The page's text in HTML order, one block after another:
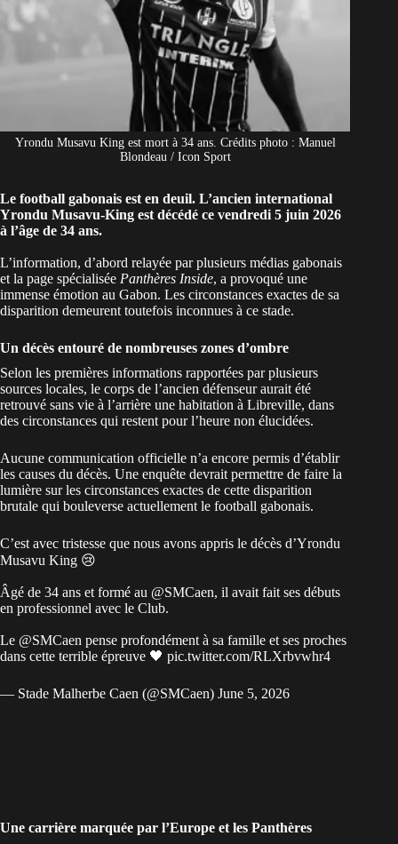
Yrondu Musavu King est mort à 34 ans. Crédits photo : Manuel
Blondeau / Icon Sport
Le football gabonais est en deuil. L’ancien international
Yrondu Musavu-King est décédé ce vendredi 5 juin 2026
à l’âge de 34 ans.
L’information, d’abord relayée par plusieurs médias gabonais
et la page spécialisée Panthères Inside, a provoqué une
immense émotion au Gabon. Les circonstances exactes de sa
disparition demeurent toutefois inconnues à ce stade.
Un décès entouré de nombreuses zones d’ombre
Selon les premières informations rapportées par plusieurs
sources locales, le corps de l’ancien défenseur aurait été
retrouvé sans vie à l’arrière une habitation à Libreville, dans
des circonstances qui restent pour l’heure non élucidées.
Aucune communication officielle n’a encore permis d’établir
les causes du décès. Une enquête devrait permettre de faire la
lumière sur les circonstances exactes de cette disparition
brutale qui bouleverse actuellement le football gabonais.
C’est avec tristesse que nous avons appris le décès d’Yrondu
Musavu King 😢
Âgé de 34 ans et formé au @SMCaen, il avait fait ses débuts
en professionnel avec le Club.
Le @SMCaen pense profondément à sa famille et ses proches
dans cette terrible épreuve 🖤 pic.twitter.com/RLXrbvwhr4
— Stade Malherbe Caen (@SMCaen) June 5, 2026
Une carrière marquée par l’Europe et les Panthères